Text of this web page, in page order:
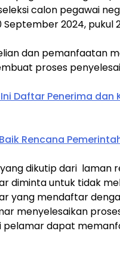
calon pegawai
2024, pukul
dan pemanfaatan
proses
Daftar Penerima dan
Rencana
dikutip dari laman
diminta untuk tidak
yang mendaftar
menyelesaikan
pelamar dapat